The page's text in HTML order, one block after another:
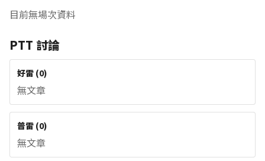
目前無場次資料
PTT 討論
好雷 (0)
無文章
普雷 (0)
無文章